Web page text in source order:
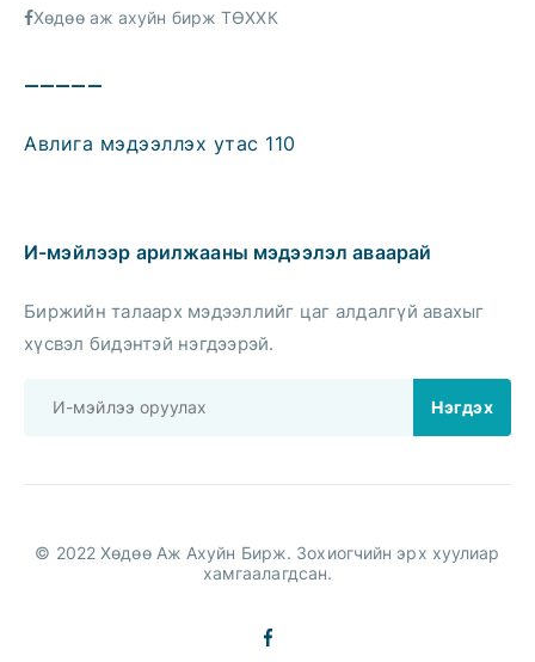
Хөдөө аж ахуйн бирж ТӨХХК
—————
Авлига мэдээллэх утас 110
И-мэйлээр арилжааны мэдээлэл аваарай
Биржийн талаарх мэдээллийг цаг алдалгүй авахыг
хүсвэл бидэнтэй нэгдээрэй.
© 2022 Хөдөө Аж Ахуйн Бирж. Зохиогчийн эрх хуулиар
хамгаалагдсан.